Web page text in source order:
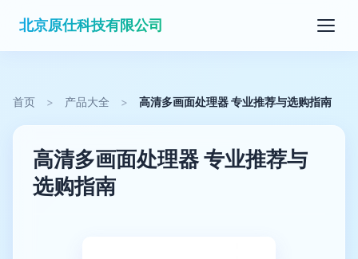
北京原仕科技有限公司
首页 > 产品大全 > 高清多画面处理器 专业推荐与选购指南
高清多画面处理器 专业推荐与
选购指南